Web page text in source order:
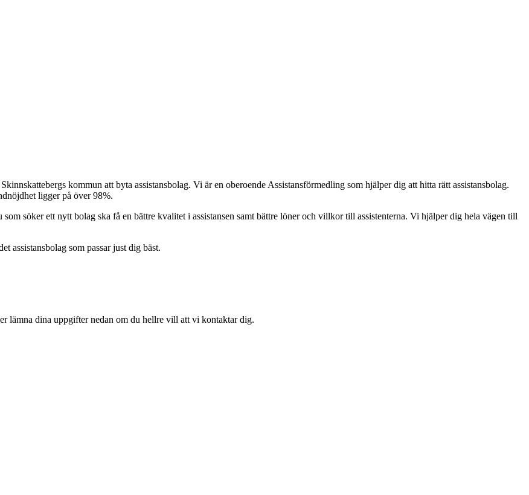
kommun att byta assistansbolag. Vi är en oberoende Assistansförmedling som hjälper dig att hitta rätt assistansbolag.
ligger på över 98%.
söker ett nytt bolag ska få en bättre kvalitet i assistansen samt bättre löner och villkor till assistenterna. Vi hjälper dig hela vägen till
assistansbolag som passar just dig bäst.
lämna dina uppgifter nedan om du hellre vill att vi kontaktar dig.